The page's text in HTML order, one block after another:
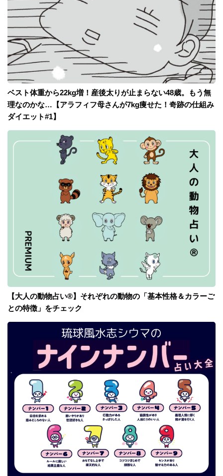
ベスト体重から22kg増！産後太りが止まらない48歳。もう無
理なのかな…【アラフィフ母さんが7kg痩せた！奇跡の仕組み
ダイエット#1】
【大人の動物占い®】それぞれの動物の「基本性格＆カラーご
との特徴」をチェック